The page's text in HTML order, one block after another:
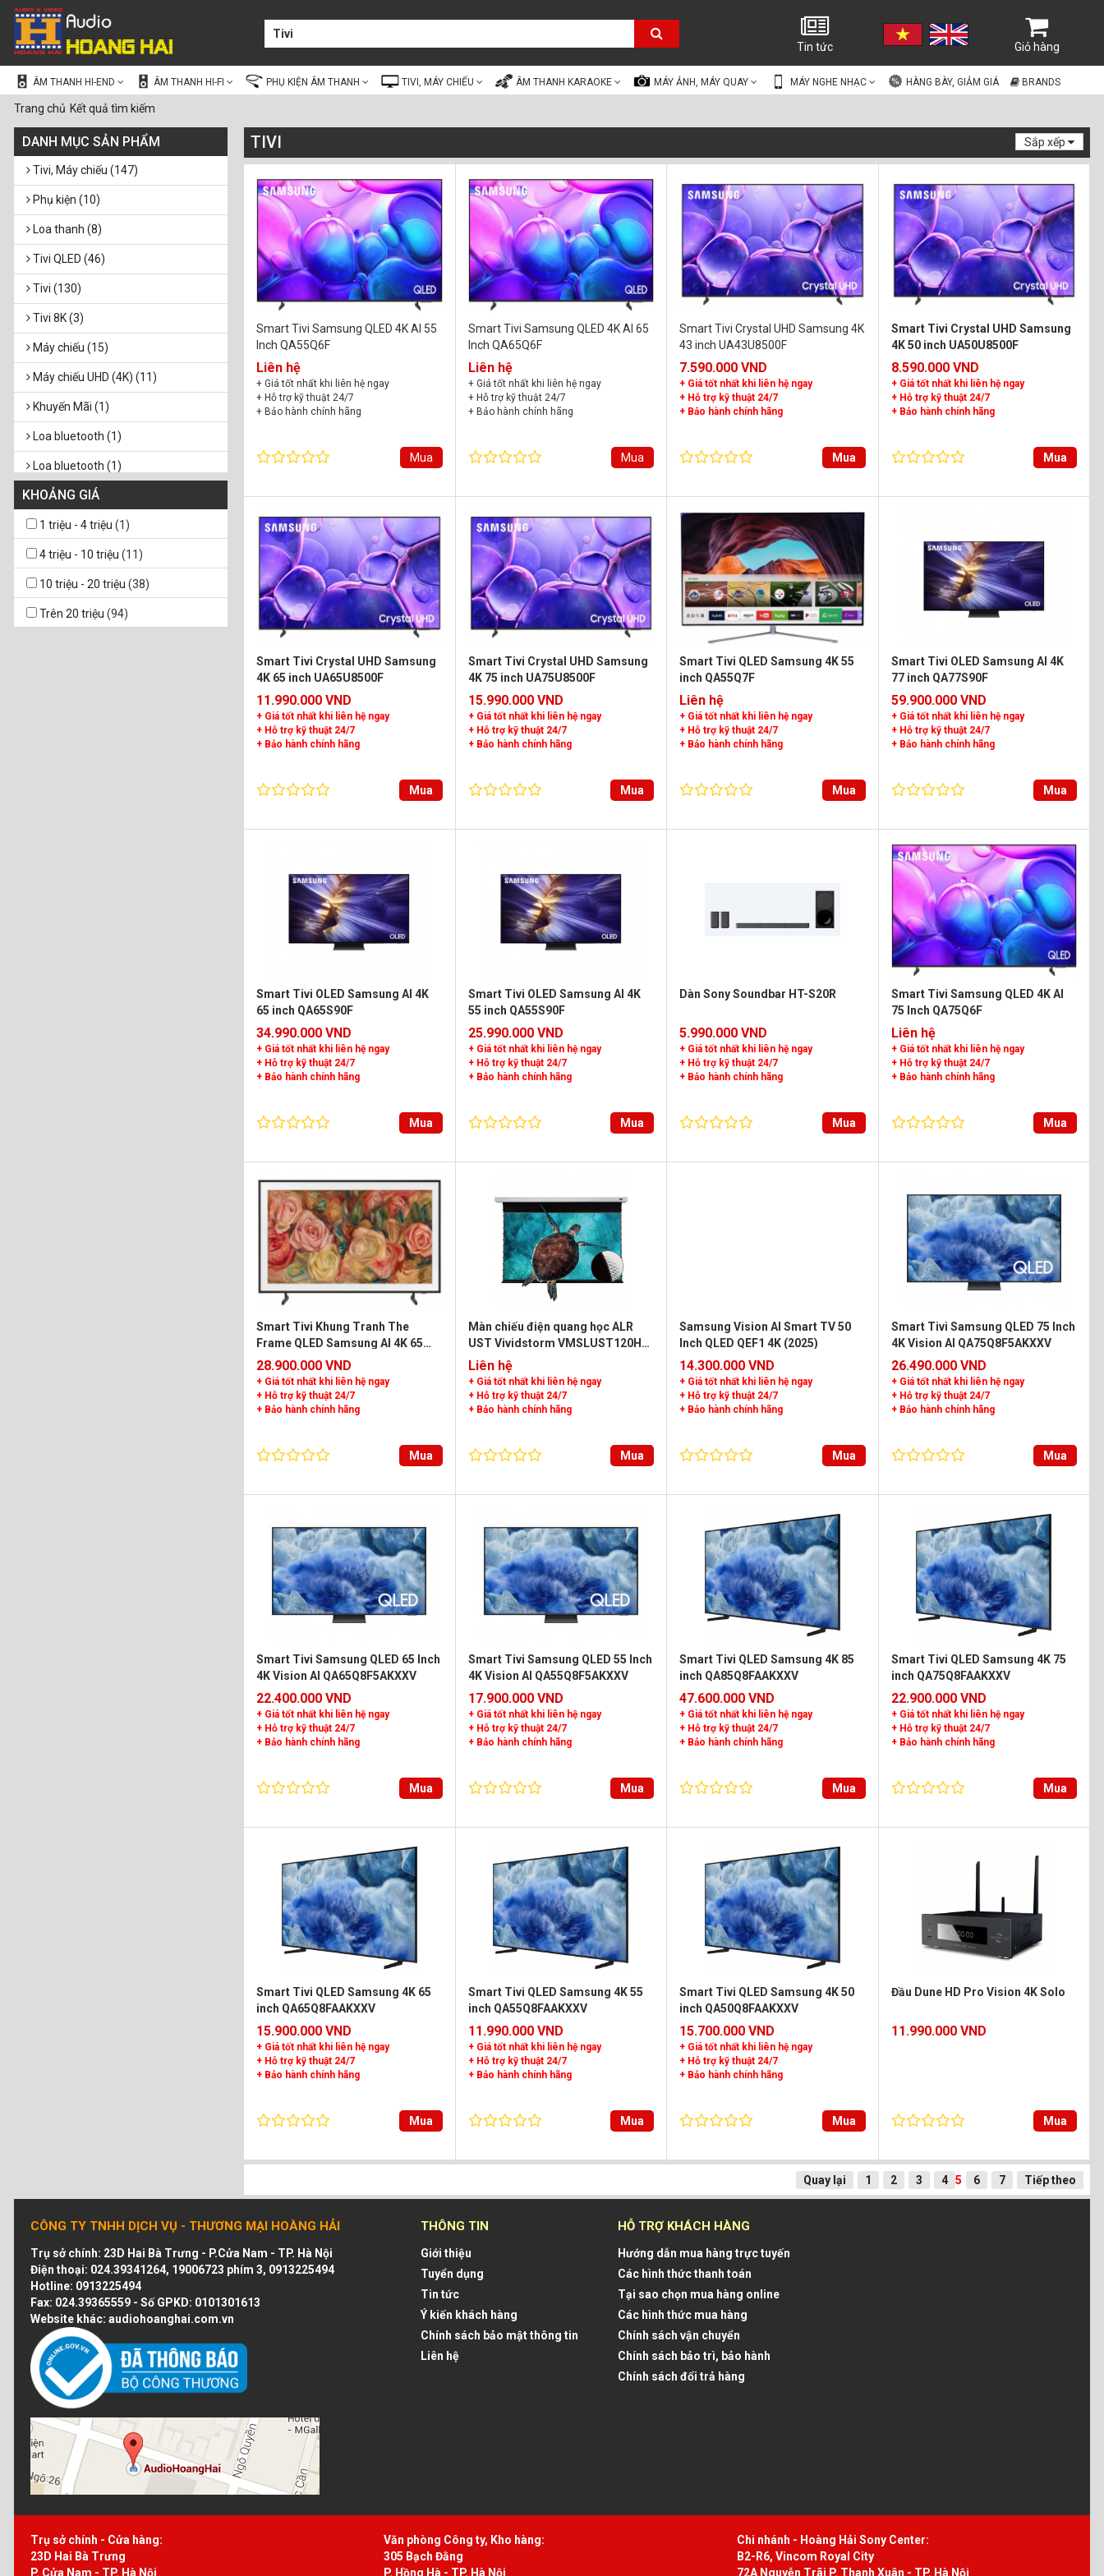
Tin tức Giỏ hàng
ÂM THANH HI-END ÂM THANH HI-FI PHỤ KIỆN ÂM THANH TIVI, MÁY CHIẾU ÂM THANH KARAOKE MÁY ẢNH, MÁY QUAY MÁY NGHE NHẠC HÀNG BÀY, GIẢM GIÁ BRANDS
Trang chủ Kết quả tìm kiếm
DANH MỤC SẢN PHẨM
Tivi, Máy chiếu (147)
Phụ kiện (10)
Loa thanh (8)
Tivi QLED (46)
Tivi (130)
Tivi 8K (3)
Máy chiếu (15)
Máy chiếu UHD (4K) (11)
Khuyến Mãi (1)
Loa bluetooth (1)
Loa bluetooth (1)
Loa SoundBar (1)
Tivi LED UHD (4K) (49)
Tivi OLED (20)
Màn chiếu (1)
KHOẢNG GIÁ
1 triệu - 4 triệu (1)
4 triệu - 10 triệu (11)
10 triệu - 20 triệu (38)
Trên 20 triệu (94)
TIVI Sắp xếp
Smart Tivi Samsung QLED 4K AI 55
Inch QA55Q6F
Liên hệ
+ Giá tốt nhất khi liên hệ ngay
+ Hỗ trợ kỹ thuật 24/7
+ Bảo hành chính hãng
Mua
Smart Tivi Samsung QLED 4K AI 65
Inch QA65Q6F
Liên hệ
+ Giá tốt nhất khi liên hệ ngay
+ Hỗ trợ kỹ thuật 24/7
+ Bảo hành chính hãng
Mua
Smart Tivi Crystal UHD Samsung 4K
43 inch UA43U8500F
7.590.000 VND
+ Giá tốt nhất khi liên hệ ngay
+ Hỗ trợ kỹ thuật 24/7
+ Bảo hành chính hãng
Mua
Smart Tivi Crystal UHD Samsung
4K 50 inch UA50U8500F
8.590.000 VND
+ Giá tốt nhất khi liên hệ ngay
+ Hỗ trợ kỹ thuật 24/7
+ Bảo hành chính hãng
Mua
Smart Tivi Crystal UHD Samsung
4K 65 inch UA65U8500F
11.990.000 VND
+ Giá tốt nhất khi liên hệ ngay
+ Hỗ trợ kỹ thuật 24/7
+ Bảo hành chính hãng
Mua
Smart Tivi Crystal UHD Samsung
4K 75 inch UA75U8500F
15.990.000 VND
+ Giá tốt nhất khi liên hệ ngay
+ Hỗ trợ kỹ thuật 24/7
+ Bảo hành chính hãng
Mua
Smart Tivi QLED Samsung 4K 55
inch QA55Q7F
Liên hệ
+ Giá tốt nhất khi liên hệ ngay
+ Hỗ trợ kỹ thuật 24/7
+ Bảo hành chính hãng
Mua
Smart Tivi OLED Samsung AI 4K
77 inch QA77S90F
59.900.000 VND
+ Giá tốt nhất khi liên hệ ngay
+ Hỗ trợ kỹ thuật 24/7
+ Bảo hành chính hãng
Mua
Smart Tivi OLED Samsung AI 4K
65 inch QA65S90F
34.990.000 VND
+ Giá tốt nhất khi liên hệ ngay
+ Hỗ trợ kỹ thuật 24/7
+ Bảo hành chính hãng
Mua
Smart Tivi OLED Samsung AI 4K
55 inch QA55S90F
25.990.000 VND
+ Giá tốt nhất khi liên hệ ngay
+ Hỗ trợ kỹ thuật 24/7
+ Bảo hành chính hãng
Mua
Dàn Sony Soundbar HT-S20R
5.990.000 VND
+ Giá tốt nhất khi liên hệ ngay
+ Hỗ trợ kỹ thuật 24/7
+ Bảo hành chính hãng
Mua
Smart Tivi Samsung QLED 4K AI
75 Inch QA75Q6F
Liên hệ
+ Giá tốt nhất khi liên hệ ngay
+ Hỗ trợ kỹ thuật 24/7
+ Bảo hành chính hãng
Mua
Smart Tivi Khung Tranh The
Frame QLED Samsung AI 4K 65
inch QA65LS03F
28.900.000 VND
+ Giá tốt nhất khi liên hệ ngay
+ Hỗ trợ kỹ thuật 24/7
+ Bảo hành chính hãng
Mua
Màn chiếu điện quang học ALR
UST Vividstorm VMSLUST120H
120 Inch (16:9)
Liên hệ
+ Giá tốt nhất khi liên hệ ngay
+ Hỗ trợ kỹ thuật 24/7
+ Bảo hành chính hãng
Mua
Samsung Vision AI Smart TV 50
Inch QLED QEF1 4K (2025)
14.300.000 VND
+ Giá tốt nhất khi liên hệ ngay
+ Hỗ trợ kỹ thuật 24/7
+ Bảo hành chính hãng
Mua
Smart Tivi Samsung QLED 75 Inch
4K Vision AI QA75Q8F5AKXXV
26.490.000 VND
+ Giá tốt nhất khi liên hệ ngay
+ Hỗ trợ kỹ thuật 24/7
+ Bảo hành chính hãng
Mua
Smart Tivi Samsung QLED 65 Inch
4K Vision AI QA65Q8F5AKXXV
22.400.000 VND
+ Giá tốt nhất khi liên hệ ngay
+ Hỗ trợ kỹ thuật 24/7
+ Bảo hành chính hãng
Mua
Smart Tivi Samsung QLED 55 Inch
4K Vision AI QA55Q8F5AKXXV
17.900.000 VND
+ Giá tốt nhất khi liên hệ ngay
+ Hỗ trợ kỹ thuật 24/7
+ Bảo hành chính hãng
Mua
Smart Tivi QLED Samsung 4K 85
inch QA85Q8FAAKXXV
47.600.000 VND
+ Giá tốt nhất khi liên hệ ngay
+ Hỗ trợ kỹ thuật 24/7
+ Bảo hành chính hãng
Mua
Smart Tivi QLED Samsung 4K 75
inch QA75Q8FAAKXXV
22.900.000 VND
+ Giá tốt nhất khi liên hệ ngay
+ Hỗ trợ kỹ thuật 24/7
+ Bảo hành chính hãng
Mua
Smart Tivi QLED Samsung 4K 65
inch QA65Q8FAAKXXV
15.900.000 VND
+ Giá tốt nhất khi liên hệ ngay
+ Hỗ trợ kỹ thuật 24/7
+ Bảo hành chính hãng
Mua
Smart Tivi QLED Samsung 4K 55
inch QA55Q8FAAKXXV
11.990.000 VND
+ Giá tốt nhất khi liên hệ ngay
+ Hỗ trợ kỹ thuật 24/7
+ Bảo hành chính hãng
Mua
Smart Tivi QLED Samsung 4K 50
inch QA50Q8FAAKXXV
15.700.000 VND
+ Giá tốt nhất khi liên hệ ngay
+ Hỗ trợ kỹ thuật 24/7
+ Bảo hành chính hãng
Mua
Đầu Dune HD Pro Vision 4K Solo
11.990.000 VND
Mua
Quay lại 1 2 3 4 5 6 7 Tiếp theo
CÔNG TY TNHH DỊCH VỤ - THƯƠNG MẠI HOÀNG HẢI
Trụ sở chính: 23D Hai Bà Trưng - P.Cửa Nam - TP. Hà Nội
Điện thoại: 024.39341264, 19006723 phím 3, 0913225494
Hotline: 0913225494
Fax: 024.39365559 - Số GPKD: 0101301613
Website khác: audiohoanghai.com.vn
THÔNG TIN
Giới thiệu
Tuyển dụng
Tin tức
Ý kiến khách hàng
Chính sách bảo mật thông tin
Liên hệ
HỖ TRỢ KHÁCH HÀNG
Hướng dẫn mua hàng trực tuyến
Các hình thức thanh toán
Tại sao chọn mua hàng online
Các hình thức mua hàng
Chính sách vận chuyển
Chính sách bảo trì, bảo hành
Chính sách đổi trả hàng
Trụ sở chính - Cửa hàng:
23D Hai Bà Trưng
P. Cửa Nam - TP. Hà Nội
Văn phòng Công ty, Kho hàng:
305 Bạch Đằng
P. Hồng Hà - TP. Hà Nội
Chi nhánh - Hoàng Hải Sony Center:
B2-R6, Vincom Royal City
72A Nguyễn Trãi P. Thanh Xuân - TP. Hà Nội